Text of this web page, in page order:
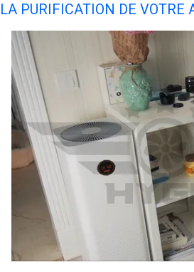
JEU HYGIS 2026
LA PURIFICATION DE VOTRE